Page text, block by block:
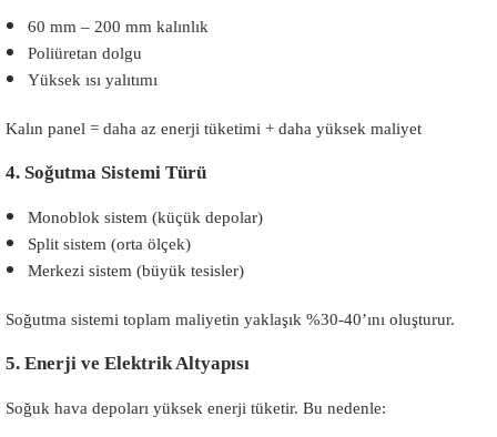
60 mm – 200 mm kalınlık
Poliüretan dolgu
Yüksek ısı yalıtımı
Kalın panel = daha az enerji tüketimi + daha yüksek maliyet
4. Soğutma Sistemi Türü
Monoblok sistem (küçük depolar)
Split sistem (orta ölçek)
Merkezi sistem (büyük tesisler)
Soğutma sistemi toplam maliyetin yaklaşık %30-40’ını oluşturur.
5. Enerji ve Elektrik Altyapısı
Soğuk hava depoları yüksek enerji tüketir. Bu nedenle: